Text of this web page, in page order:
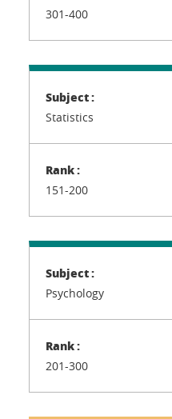
301-400
Statistics
151-200
Psychology
201-300